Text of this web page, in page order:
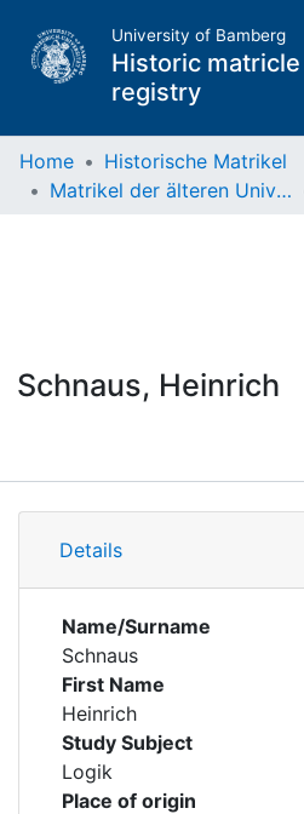
University of Bamberg
Historic matricle
registry
Home
Historische Matrikel
Matrikel der älteren Universität
Schnaus, Heinrich
Details
Details
Name/Surname
Schnaus
First Name
Heinrich
Study Subject
Logik
Place of origin